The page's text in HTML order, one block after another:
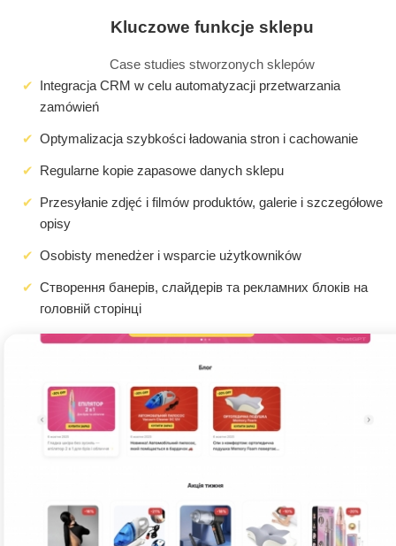
Kluczowe funkcje sklepu
Case studies stworzonych sklepów
Integracja CRM w celu automatyzacji przetwarzania
zamówień
Optymalizacja szybkości ładowania stron i cachowanie
Regularne kopie zapasowe danych sklepu
Przesyłanie zdjęć i filmów produktów, galerie i szczegółowe
opisy
Osobisty menedżer i wsparcie użytkowników
Створення банерів, слайдерів та рекламних блоків на
головній сторінці